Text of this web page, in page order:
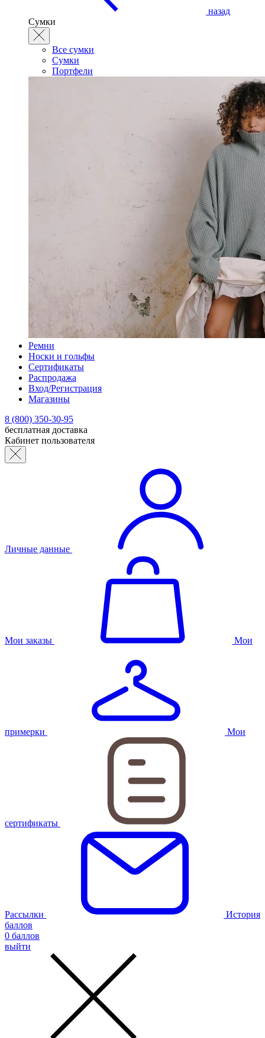
назад
Сумки
Все сумки
Сумки
Портфели
Ремни
Носки и гольфы
Сертификаты
Распродажа
Вход/Регистрация
Магазины
8 (800) 350-30-95
бесплатная доставка
Кабинет пользователя
Личные данные
Мои заказы Мои
примерки Мои
сертификаты
Рассылки
История
баллов
0 баллов
выйти